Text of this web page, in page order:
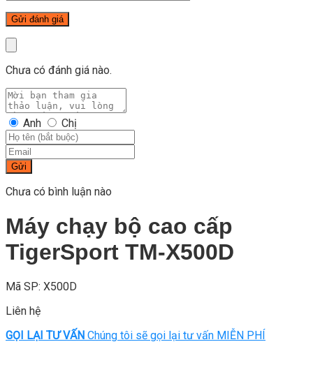
Chưa có đánh giá nào.
Anh Chị
Gửi
Chưa có bình luận nào
Máy chạy bộ cao cấp
TigerSport TM-X500D
Mã SP: X500D
Liên hệ
GỌI LẠI TƯ VẤN Chúng tôi sẽ gọi lại tư vấn MIỄN PHÍ